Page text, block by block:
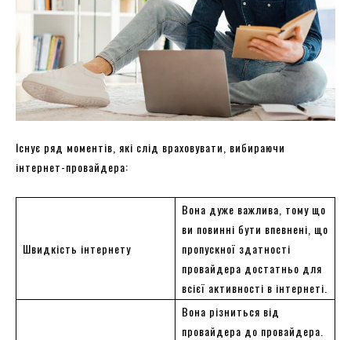
Існує ряд моментів, які слід враховувати, вибираючи
інтернет-провайдера:
Швидкість інтернету
Вона дуже важлива, тому що
ви повинні бути впевнені, що
пропускної здатності
провайдера достатньо для
всієї активності в інтернеті.
Вона різниться від
провайдера до провайдера.